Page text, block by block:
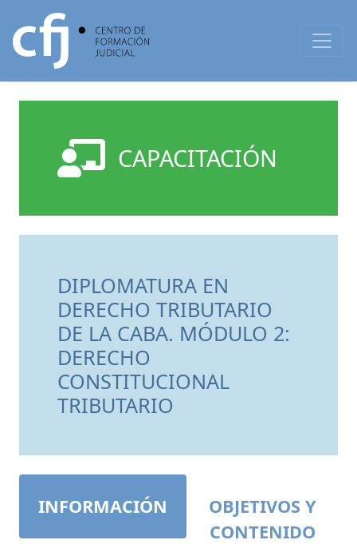
CAPACITACIÓN
DIPLOMATURA EN
DERECHO TRIBUTARIO
DE LA CABA. MÓDULO 2:
DERECHO
CONSTITUCIONAL
TRIBUTARIO
INFORMACIÓN
OBJETIVOS Y
CONTENIDO